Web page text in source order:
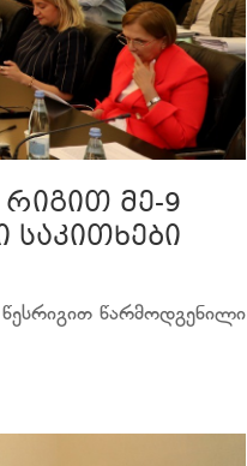
მე-9
წარმოდგენილი